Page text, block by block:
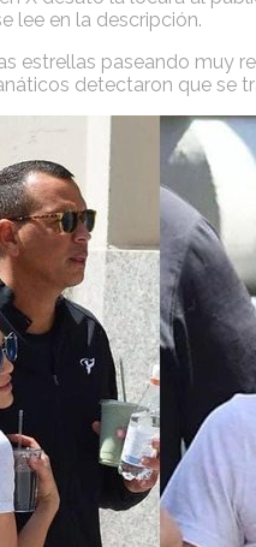
lee en la descripción.
estrellas paseando muy
detectaron que se